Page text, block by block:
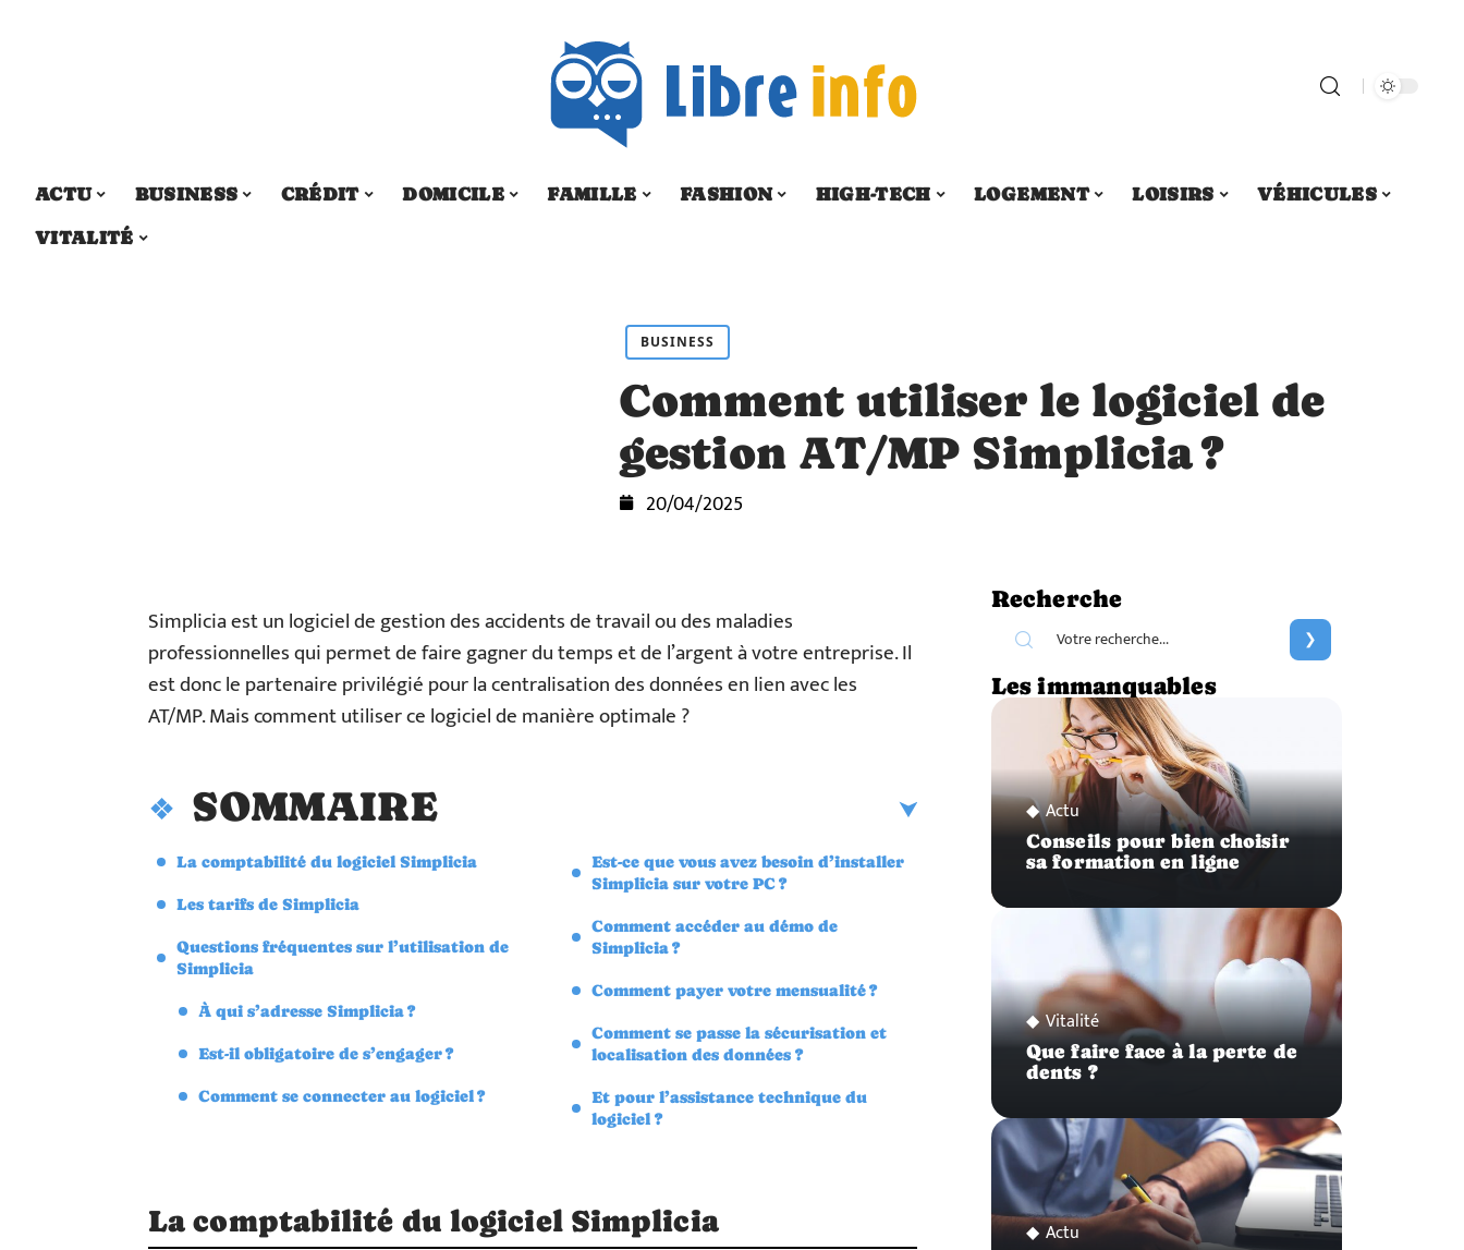
ACTU BUSINESS CRÉDIT DOMICILE FAMILLE FASHION HIGH-TECH LOGEMENT LOISIRS
VÉHICULES
VITALITÉ
BUSINESS
Comment utiliser le logiciel de
gestion AT/MP Simplicia ?
20/04/2025
Simplicia est un logiciel de gestion des accidents de travail ou des maladies
professionnelles qui permet de faire gagner du temps et de l’argent à votre entreprise. Il
est donc le partenaire privilégié pour la centralisation des données en lien avec les
AT/MP. Mais comment utiliser ce logiciel de manière optimale ?
SOMMAIRE
La comptabilité du logiciel Simplicia
Les tarifs de Simplicia
Questions fréquentes sur l’utilisation de
Simplicia
À qui s’adresse Simplicia ?
Est-il obligatoire de s’engager ?
Comment se connecter au logiciel ?
Est-ce que vous avez besoin d’installer
Simplicia sur votre PC ?
Comment accéder au démo de
Simplicia ?
Comment payer votre mensualité ?
Comment se passe la sécurisation et
localisation des données ?
Et pour l’assistance technique du
logiciel ?
La comptabilité du logiciel Simplicia
Recherche
Les immanquables
Actu
Conseils pour bien choisir
sa formation en ligne
Vitalité
Que faire face à la perte de
dents ?
Actu